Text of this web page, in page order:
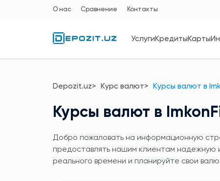
О нас Сравнение Контакты
УслугиКредитыКарты
Depozit.uz Курс валют Курсы валют в
Курсы валют в
Добро пожаловать на информационную
предоставлять нашим клиентам надежную
реального времени и планируйте свои